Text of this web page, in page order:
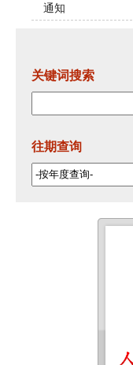
通知
关键词搜索
往期查询